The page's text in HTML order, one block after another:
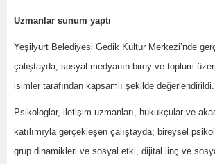
Uzmanlar sunum yaptı
Yeşilyurt Belediyesi Gedik Kültür Merkezi’nde
çalıştayda, sosyal medyanın birey ve toplum
isimler tarafından kapsamlı şekilde değerlendirildi.
Psikologlar, iletişim uzmanları, hukukçular ve
katılımıyla gerçekleşen çalıştayda; bireysel
grup dinamikleri ve sosyal etki, dijital linç ve